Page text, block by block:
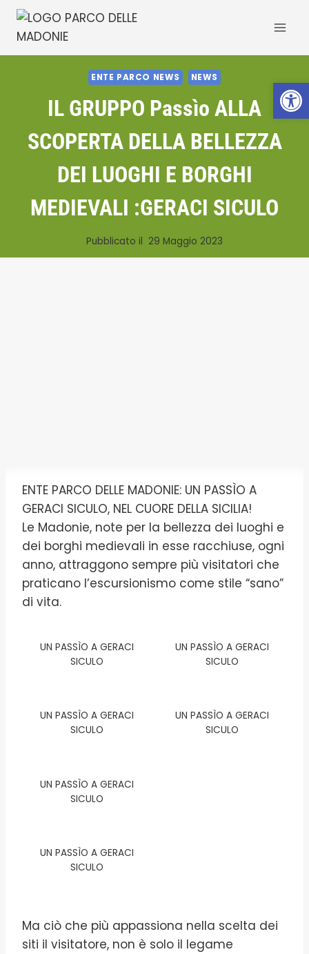
Apri
Salta
contenuto
ENTE PARCO NEWS NEWS
IL GRUPPO Passìo ALLA
SCOPERTA DELLA BELLEZZA
DEI LUOGHI E BORGHI
MEDIEVALI :GERACI SICULO
Pubblicato il 29 Maggio 2023
ENTE PARCO DELLE MADONIE: UN PASSÌO A
GERACI SICULO, NEL CUORE DELLA SICILIA!
Le Madonie, note per la bellezza dei luoghi e
dei borghi medievali in esse racchiuse, ogni
anno, attraggono sempre più visitatori che
praticano l’escursionismo come stile “sano”
di vita.
UN PASSÌO A GERACI
SICULO
UN PASSÌO A GERACI
SICULO
UN PASSÌO A GERACI
SICULO
UN PASSÌO A GERACI
SICULO
UN PASSÌO A GERACI
SICULO
UN PASSÌO A GERACI
SICULO
Ma ciò che più appassiona nella scelta dei
siti il visitatore, non è solo il legame